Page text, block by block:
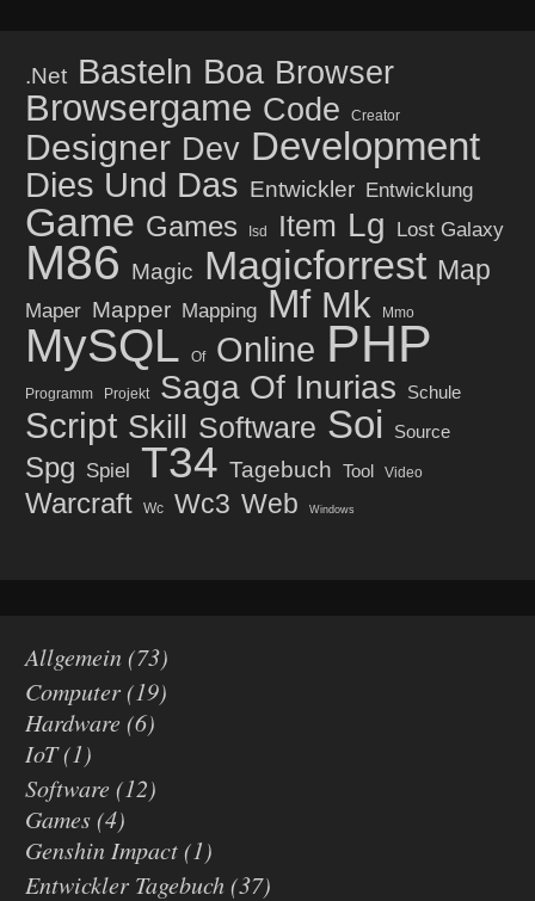
.net Basteln Boa Browser
Browsergame Code Creator
Designer Dev Development
Dies Und Das Entwickler Entwicklung
Game Games Isd Item Lg Lost Galaxy
M86 Magic Magicforrest Map
Maper Mapper Mapping Mf Mk Mmo
MySQL Of Online PHP
Programm Projekt Saga Of Inurias Schule
Script Skill Software Soi Source
Spg Spiel T34 Tagebuch Tool Video
Warcraft Wc Wc3 Web Windows
Allgemein(73)
Computer(19)
Hardware(6)
IoT(1)
Software(12)
Games(4)
Genshin Impact(1)
Entwickler Tagebuch(37)